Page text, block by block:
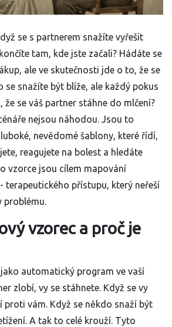
se s partnerem snažíte vyřešit
tam, kde jste začali? Hádáte se
ale ve skutečnosti jde o to, že se
se snažíte být blíže, ale každý pokus
se váš partner stáhne do mlčení?
nejsou náhodou. Jsou to
nevědomé šablony, které řídí,
reagujete na bolest a hledáte
vzorce jsou cílem mapování
terapeutického přístupu, který neřeší
problému.
vzorec a proč je
automatický program ve vaší
zlobí, vy se stáhnete. Když se vy
proti vám. Když se někdo snaží být
A tak to celé krouží. Tyto